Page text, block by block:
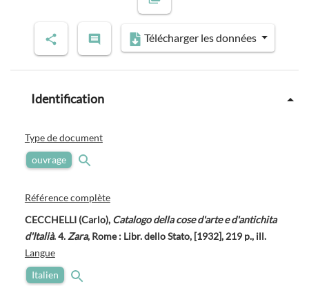
Télécharger les données
Identification
Type de document
ouvrage
Référence complète
CECCHELLI (Carlo), Catalogo della cose d'arte e d'antichita
d'Italià. 4.Zara, Rome : Libr. dello Stato, [1932], 219 p., ill.
Langue
Italien